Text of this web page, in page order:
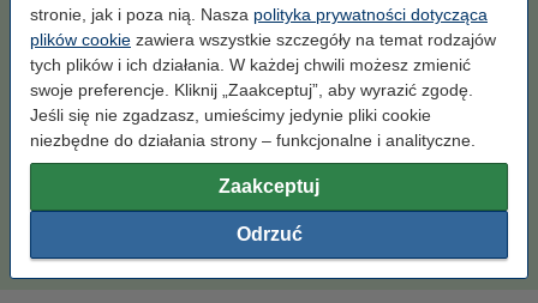
stronie, jak i poza nią. Nasza polityka prywatności dotycząca
plików cookie zawiera wszystkie szczegóły na temat rodzajów
tych plików i ich działania. W każdej chwili możesz zmienić
swoje preferencje. Kliknij „Zaakceptuj”, aby wyrazić zgodę.
Jeśli się nie zgadzasz, umieścimy jedynie pliki cookie
niezbędne do działania strony – funkcjonalne i analityczne.
Zaakceptuj
Odrzuć
Za stronę 0,08 zł
199,00 zł Zamawiam
Papier ksero A4 80 g/m2 (2500 szt.), 123drukuj
(5 ryz)